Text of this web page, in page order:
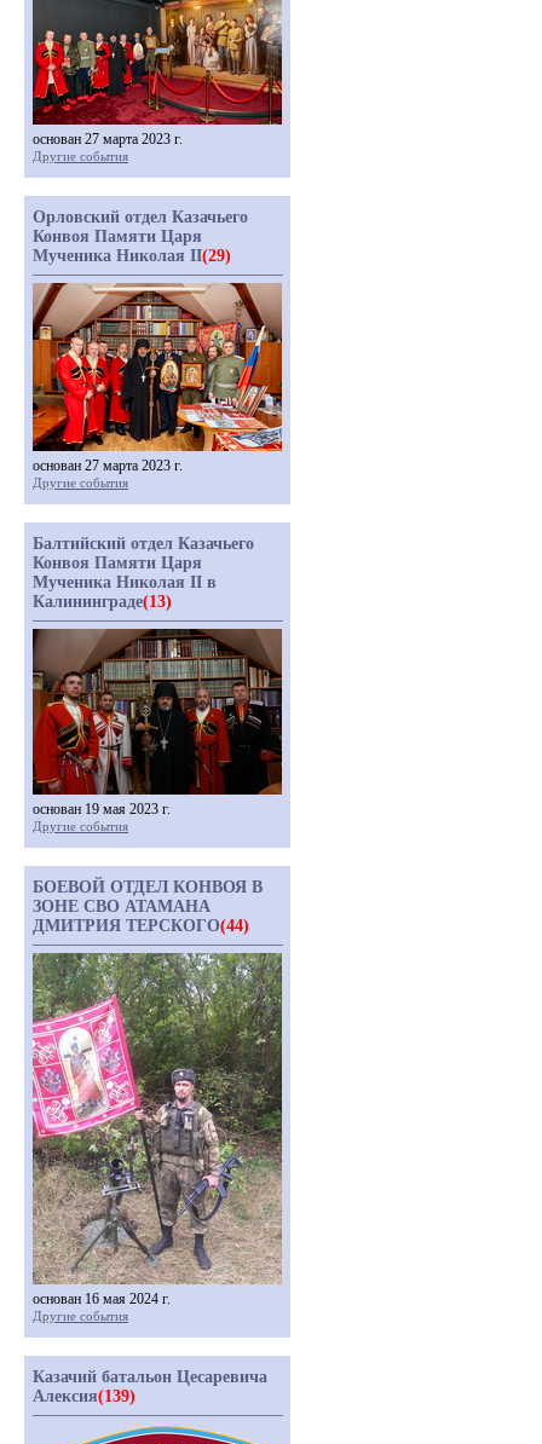
основан 27 марта 2023 г.
Другие события
Орловский отдел Казачьего
Конвоя Памяти Царя
Мученика Николая II(29)
основан 27 марта 2023 г.
Другие события
Балтийский отдел Казачьего
Конвоя Памяти Царя
Мученика Николая II в
Калининграде(13)
основан 19 мая 2023 г.
Другие события
БОЕВОЙ ОТДЕЛ КОНВОЯ В
ЗОНЕ СВО АТАМАНА
ДМИТРИЯ ТЕРСКОГО(44)
основан 16 мая 2024 г.
Другие события
Казачий батальон Цесаревича
Алексия(139)